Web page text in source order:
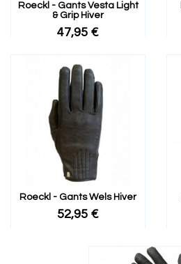
Roeckl - Gants Vesta Light
& Grip Hiver
47,95 €
Roeckl - Gants Wels Hiver
52,95 €